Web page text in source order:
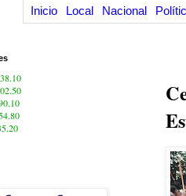
Inicio Local Nacional